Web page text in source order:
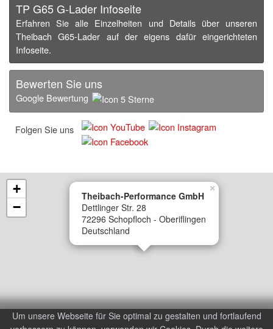
TP G65 G-Lader Infoseite
Erfahren Sie alle Einzelheiten und Details über unseren
Theibach G65-Lader auf der eigens dafür eingerichteten
Infoseite.
Bewerten Sie uns
Google Bewertung
Folgen Sie uns
Theibach-Performance GmbH
Dettlinger Str. 28
72296 Schopfloch - Oberiflingen
Deutschland
×
+
−
Um unsere Webseite für Sie optimal zu gestalten und fortlaufend